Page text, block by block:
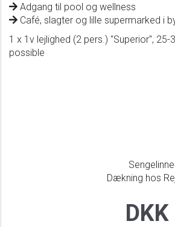
Adgang til pool og wellness
Café, slagter og lille supermarked i
1 x 1v lejlighed (2 pers.) "Superior",
possible
Dækning hos